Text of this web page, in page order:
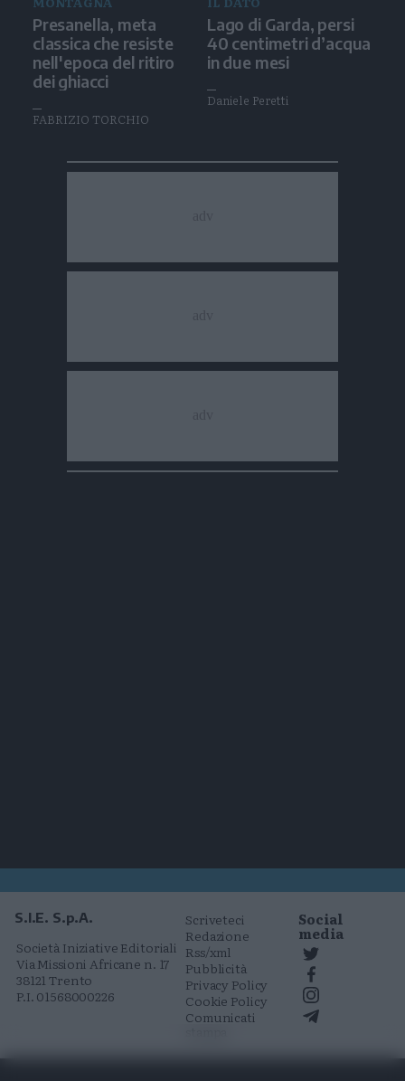
Presanella, meta
classica che resiste
nell'epoca del ritiro
dei ghiacci
FABRIZIO TORCHIO
Lago di Garda, persi
40 centimetri d’acqua
in due mesi
Daniele Peretti
S.I.E. S.p.A.
Società Iniziative Editoriali
Via Missioni Africane n. 17
38121 Trento
P.I. 01568000226
Scriveteci
Redazione
Rss/xml
Pubblicità
Privacy Policy
Cookie Policy
Comunicati
Social
media